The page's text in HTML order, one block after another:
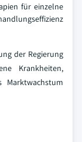
für einzelne
der Regierung
Krankheiten,